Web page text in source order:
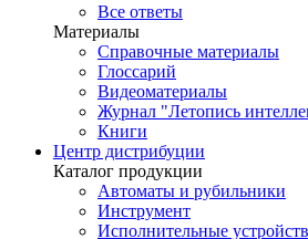
Все ответы
Материалы
Справочные материалы
Глоссарий
Видеоматериалы
Журнал "Летопись
Книги
Центр дистрибуции
Каталог продукции
Автоматы и рубильники
Инструмент
Исполнительные